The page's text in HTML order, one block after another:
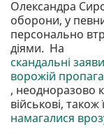
Олександра
оборони, у
персонально
діями. На
скандальні
ворожій
, неодноразово
військові, також
намагалися